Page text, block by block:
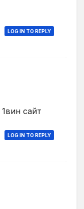
LOG IN TO REPLY
1вин сайт
LOG IN TO REPLY